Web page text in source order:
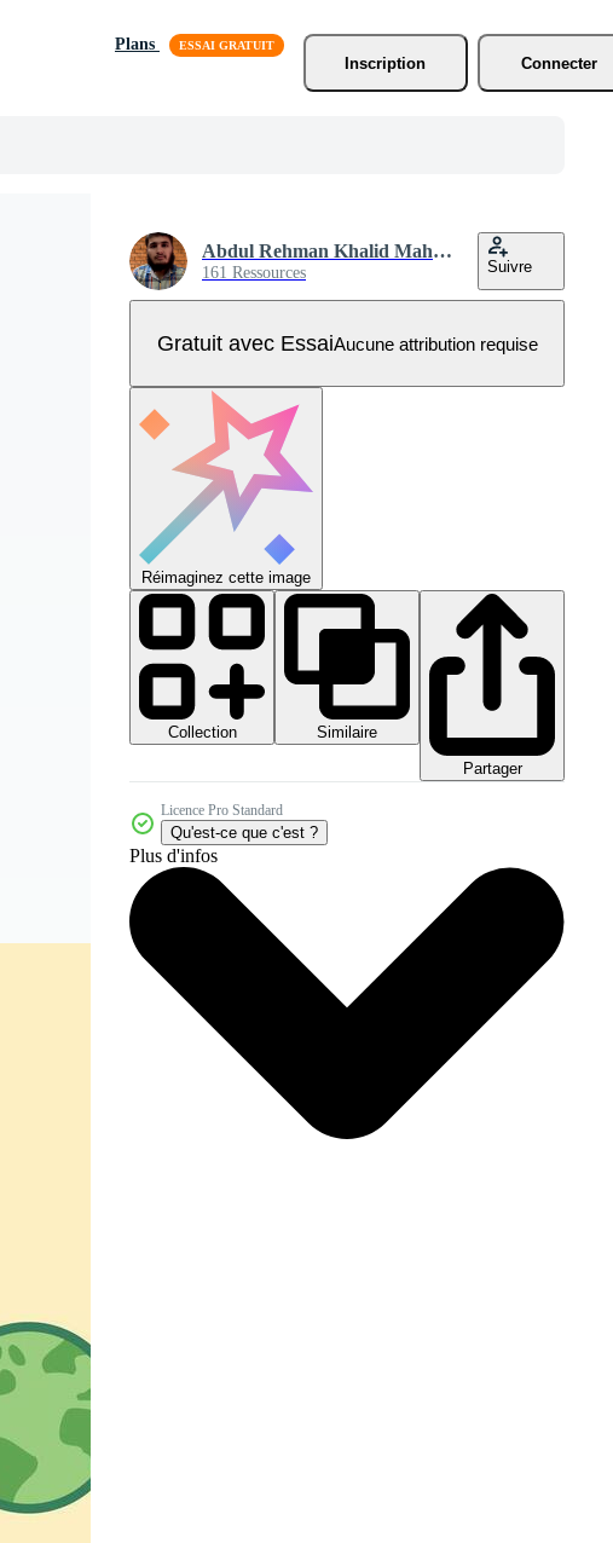
Plans
Inscription
Connecter
Abdul Rehman Khalid Mahmood
161 Ressources Suivre
Gratuit avec EssaiAucune attribution requise
Réimaginez cette image
Collection
Similaire
Partager
Licence Pro Standard
Qu'est-ce que c'est ?
Plus d'infos